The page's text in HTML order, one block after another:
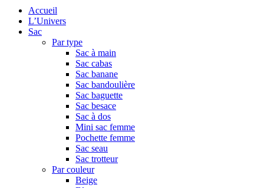
Accueil
L’Univers
Sac
Par type
Sac à main
Sac cabas
Sac banane
Sac bandoulière
Sac baguette
Sac besace
Sac à dos
Mini sac femme
Pochette femme
Sac seau
Sac trotteur
Par couleur
Beige